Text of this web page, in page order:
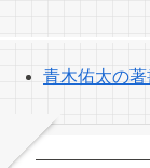
青木佑太の著